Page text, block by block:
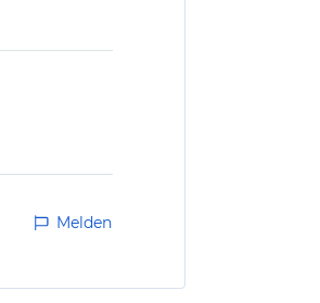
Melden